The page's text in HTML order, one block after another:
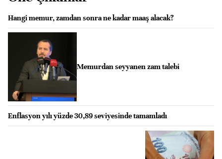
Hangi memur, zamdan sonra ne kadar maaş alacak?
Memurdan seyyanen zam talebi
Enflasyon yılı yüzde 30,89 seviyesinde tamamladı